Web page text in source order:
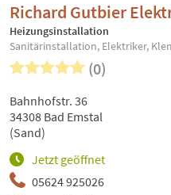
Richard Gutbier
Heizungsinstallation
Sanitärinstallation, Elektriker,
(0)
05624 925026
Jetzt geöffnet
Bahnhofstr. 36
34308 Bad Emstal
(Sand)